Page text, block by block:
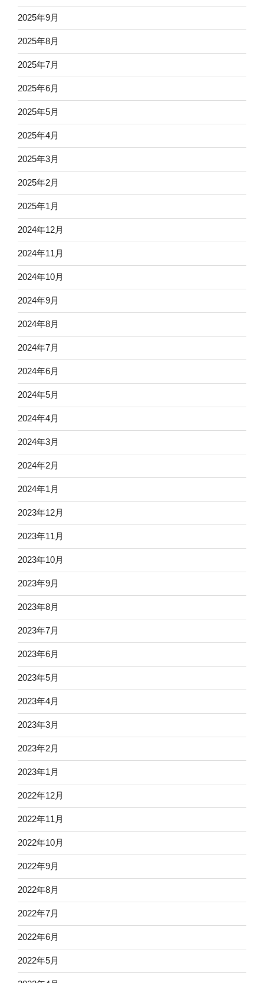
2025年9月
2025年8月
2025年7月
2025年6月
2025年5月
2025年4月
2025年3月
2025年2月
2025年1月
2024年12月
2024年11月
2024年10月
2024年9月
2024年8月
2024年7月
2024年6月
2024年5月
2024年4月
2024年3月
2024年2月
2024年1月
2023年12月
2023年11月
2023年10月
2023年9月
2023年8月
2023年7月
2023年6月
2023年5月
2023年4月
2023年3月
2023年2月
2023年1月
2022年12月
2022年11月
2022年10月
2022年9月
2022年8月
2022年7月
2022年6月
2022年5月